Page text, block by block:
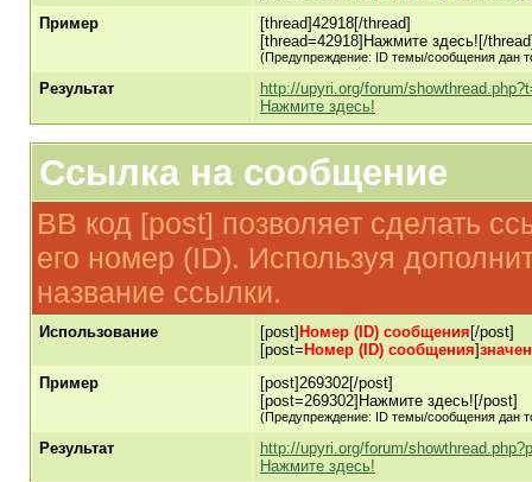
Пример
[thread]42918[/thread]
[thread=42918]Нажмите здесь![/
(Предупреждение: ID темы/сообщения дан
Результат
http://upyri.org/forum/
Нажмите здесь!
Ссылка на сообщение
BB код [post] позволяет сделать
его номер (ID). Используя
название ссылки.
Использование [post] Номер (ID) сообщения [/post]
[post= Номер (ID) сообщения]
Пример
[post]269302[/post]
[post=269302]Нажмите здесь![/post]
(Предупреждение: ID темы/сообщения дан
Результат
http://upyri.org/forum/
Нажмите здесь!